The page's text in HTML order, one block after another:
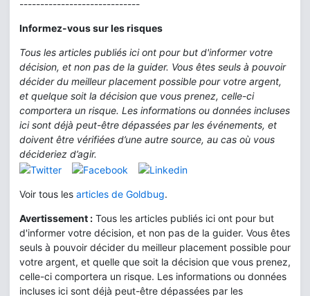
-----------------------------
Informez-vous sur les risques
Tous les articles publiés ici ont pour but d'informer votre
décision, et non pas de la guider. Vous êtes seuls à pouvoir
décider du meilleur placement possible pour votre argent,
et quelque soit la décision que vous prenez, celle-ci
comportera un risque. Les informations ou données incluses
ici sont déjà peut-être dépassées par les événements, et
doivent être vérifiées d’une autre source, au cas où vous
décideriez d’agir.
Voir tous les articles de Goldbug.
Avertissement : Tous les articles publiés ici ont pour but
d'informer votre décision, et non pas de la guider. Vous êtes
seuls à pouvoir décider du meilleur placement possible pour
votre argent, et quelle que soit la décision que vous prenez,
celle-ci comportera un risque. Les informations ou données
incluses ici sont déjà peut-être dépassées par les